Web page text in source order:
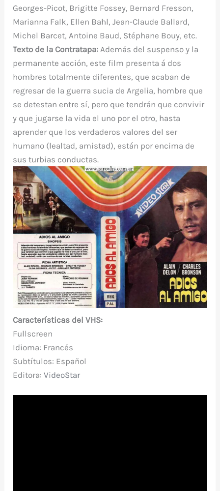
Georges-Picot, Brigitte Fossey, Bernard Fresson,
Marianna Falk, Ellen Bahl, Jean-Claude Ballard,
Michel Barcet, Antoine Baud, Stéphane Bouy, etc.
Texto de la Contratapa: Además del suspenso y la
permanente acción, este film presenta á dos
hombres totalmente diferentes, que acaban de
regresar de la guerra sucia de Argelia, hombre que
se detestan entre sí, pero que tendrán que convivir
y que jugarse la vida el uno por el otro, hasta
aprender que los verdaderos valores del ser
humano (lealtad, amistad), están por encima de
sus turbias conductas.
Características del VHS:
Fullscreen
Idioma: Francés
Subtítulos: Español
Editora:VideoStar